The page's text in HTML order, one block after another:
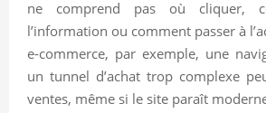
ne comprend pas où cliquer,
l’information ou comment passer à
e-commerce, par exemple, une
un tunnel d’achat trop complexe
ventes, même si le site paraît